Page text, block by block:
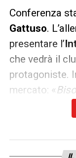
Conferenza
Gattuso.
presentare l’
che vedrà il
protagoniste.
mercato: «
cose come
un confronto
farà parte del